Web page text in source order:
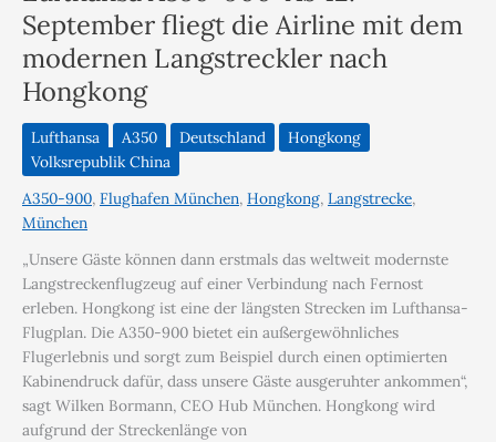
September fliegt die Airline mit dem
modernen Langstreckler nach
Hongkong
Lufthansa A350 Deutschland
Hongkong
Volksrepublik China
A350-900, Flughafen München, Hongkong, Langstrecke,
München
„Unsere Gäste können dann erstmals das weltweit modernste
Langstreckenflugzeug auf einer Verbindung nach Fernost
erleben. Hongkong ist eine der längsten Strecken im Lufthansa-
Flugplan. Die A350-900 bietet ein außergewöhnliches
Flugerlebnis und sorgt zum Beispiel durch einen optimierten
Kabinendruck dafür, dass unsere Gäste ausgeruhter ankommen“,
sagt Wilken Bormann, CEO Hub München. Hongkong wird
aufgrund der Streckenlänge von